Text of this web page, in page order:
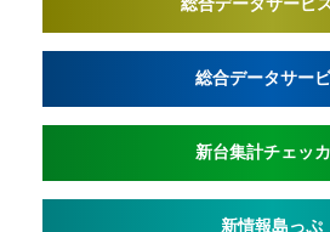
総合データサービ
総合データサー
新台集計チェッ
新情報島っぷ